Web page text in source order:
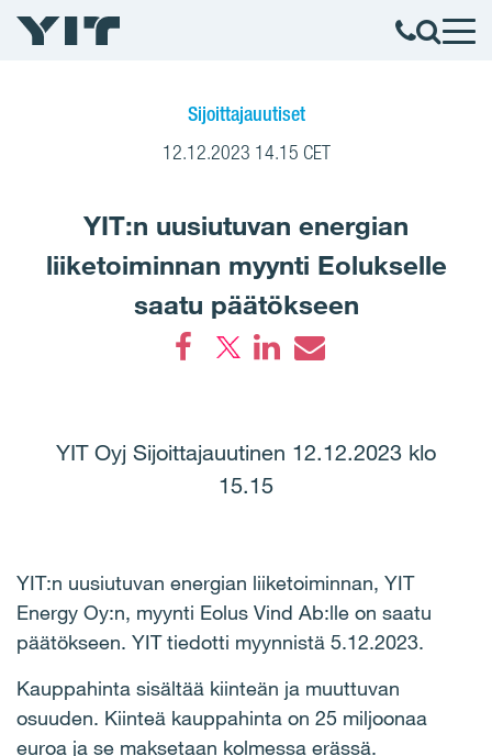
Sijoittajauutiset
12.12.2023 14.15 CET
YIT:n uusiutuvan energian
liiketoiminnan myynti Eolukselle
saatu päätökseen
YIT Oyj Sijoittajauutinen 12.12.2023 klo
15.15
YIT:n uusiutuvan energian liiketoiminnan, YIT
Energy Oy:n, myynti Eolus Vind Ab:lle on saatu
päätökseen. YIT tiedotti myynnistä 5.12.2023.
Kauppahinta sisältää kiinteän ja muuttuvan
osuuden. Kiinteä kauppahinta on 25 miljoonaa
euroa ja se maksetaan kolmessa erässä.